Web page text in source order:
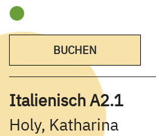
BUCHEN
Italienisch A2.1
Holy, Katharina